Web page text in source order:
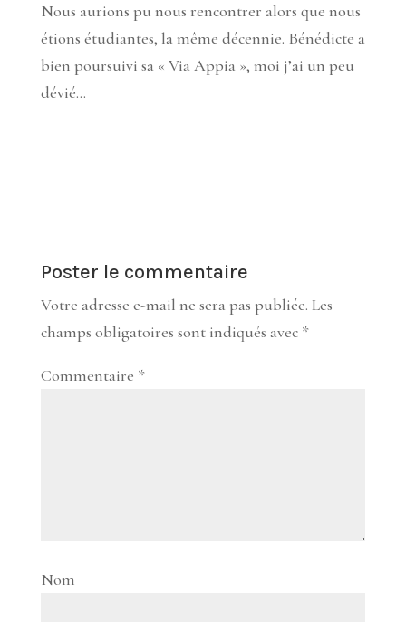
Nous aurions pu nous rencontrer alors que nous
étions étudiantes, la même décennie. Bénédicte a
bien poursuivi sa « Via Appia », moi j’ai un peu
dévié…
Poster le commentaire
Votre adresse e-mail ne sera pas publiée. Les
champs obligatoires sont indiqués avec *
Commentaire *
Nom